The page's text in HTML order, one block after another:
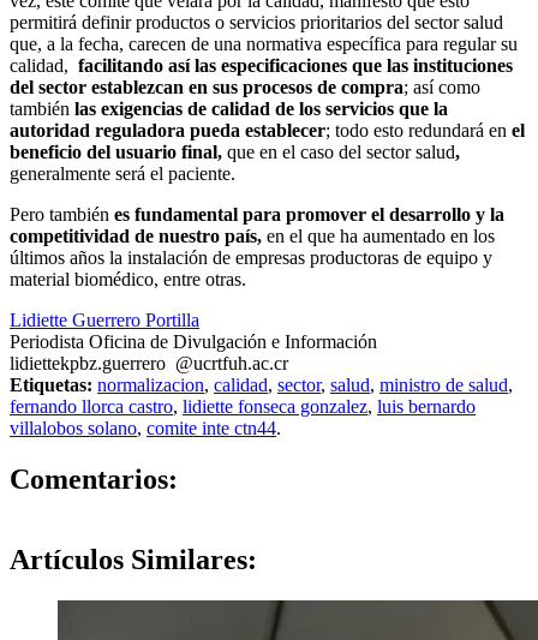
permitirá definir productos o servicios prioritarios del sector salud
que, a la fecha, carecen de una normativa específica para regular su
calidad, facilitando así las especificaciones que las instituciones
del sector establezcan en sus procesos de compra; así como
también las exigencias de calidad de los servicios que la
autoridad reguladora pueda establecer; todo esto redundará en el
beneficio del usuario final, que en el caso del sector salud,
generalmente será el paciente.
Pero también es fundamental para promover el desarrollo y la
competitividad de nuestro país, en el que ha aumentado en los
últimos años la instalación de empresas productoras de equipo y
material biomédico, entre otras.
Lidiette Guerrero Portilla
Periodista Oficina de Divulgación e Información
lidiettekpbz.guerrero @ucrtfuh.ac.cr
Etiquetas: normalizacion, calidad, sector, salud, ministro de salud,
fernando llorca castro, lidiette fonseca gonzalez, luis bernardo
villalobos solano, comite inte ctn44.
Comentarios:
Artículos Similares: